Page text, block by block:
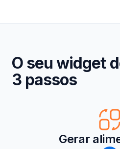
O seu widget
3 passos
Gerar